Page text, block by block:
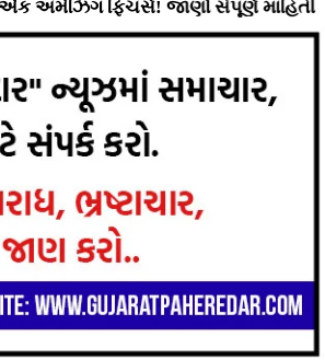
ફિચર્સ! જાણો સંપૂર્ણ માહિતી ⇝